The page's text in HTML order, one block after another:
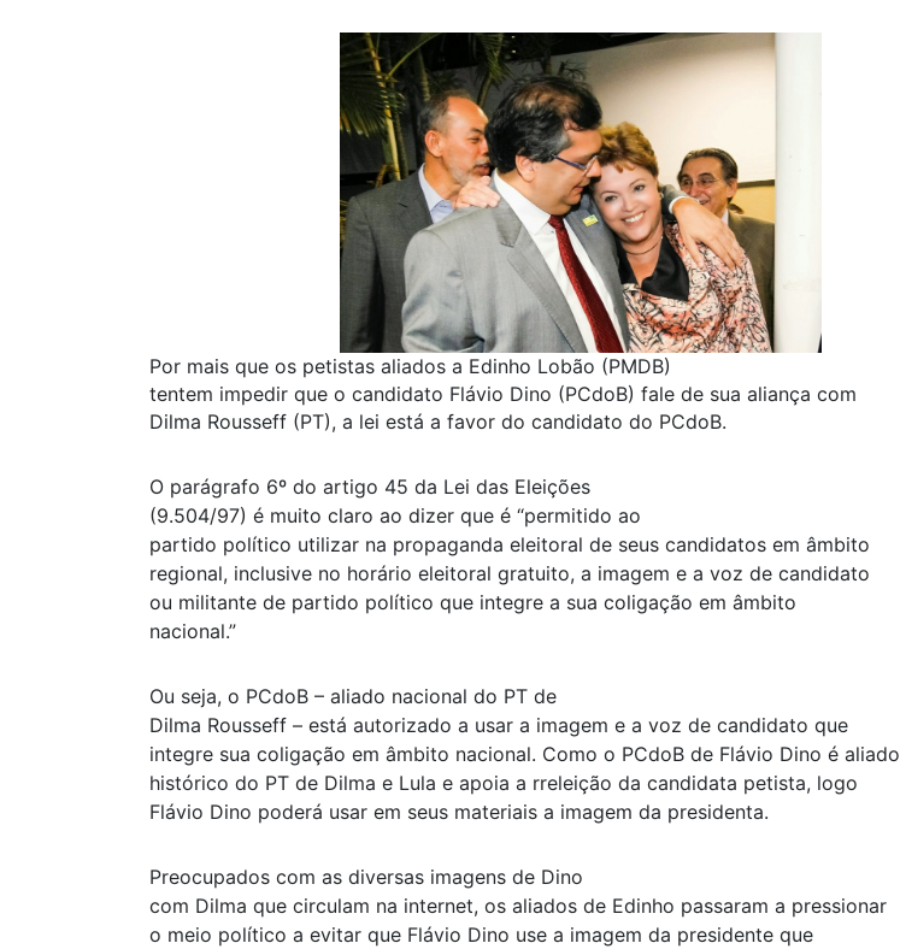
Por mais que os petistas aliados a Edinho Lobão (PMDB)
tentem impedir que o candidato Flávio Dino (PCdoB) fale de sua aliança com
Dilma Rousseff (PT), a lei está a favor do candidato do PCdoB.
O parágrafo 6º do artigo 45 da Lei das Eleições
(9.504/97) é muito claro ao dizer que é “permitido ao
partido político utilizar na propaganda eleitoral de seus candidatos em âmbito
regional, inclusive no horário eleitoral gratuito, a imagem e a voz de candidato
ou militante de partido político que integre a sua coligação em âmbito
nacional.”
Ou seja, o PCdoB – aliado nacional do PT de
Dilma Rousseff – está autorizado a usar a imagem e a voz de candidato que
integre sua coligação em âmbito nacional. Como o PCdoB de Flávio Dino é aliado
histórico do PT de Dilma e Lula e apoia a rreleição da candidata petista, logo
Flávio Dino poderá usar em seus materiais a imagem da presidenta.
Preocupados com as diversas imagens de Dino
com Dilma que circulam na internet, os aliados de Edinho passaram a pressionar
o meio político a evitar que Flávio Dino use a imagem da presidente que